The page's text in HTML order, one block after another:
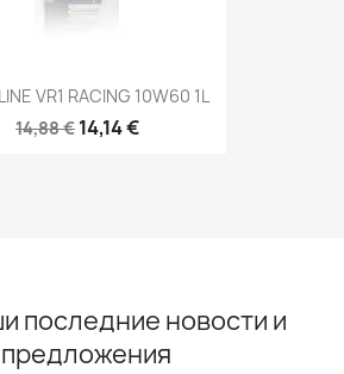
VR1 RACING 10W60 1L
14,88 € 14,14 €
последние новости и